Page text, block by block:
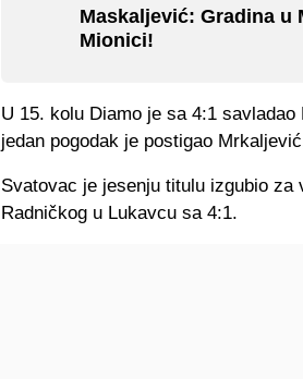
Maskaljević: Gradina u
Mionici!
U 15. kolu Diamo je sa 4:1
jedan pogodak je postigao
Svatovac je jesenju titulu izgubio
Radničkog u Lukavcu sa 4:1.